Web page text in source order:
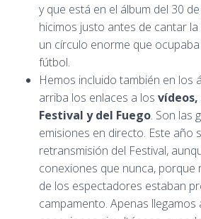
y que está en el álbum del 30
hicimos justo antes de cantar
un círculo enorme que
fútbol.
Hemos incluido también en los
arriba los enlaces a los vídeos,
Festival y del Fuego. Son las
emisiones en directo. Este año
retransmisión del Festival,
conexiones que nunca, porque
de los espectadores estaban
campamento. Apenas llegamos